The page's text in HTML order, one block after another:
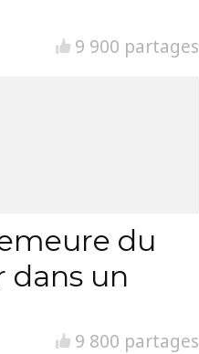
9 900 partages
du
dans un
9 800 partages